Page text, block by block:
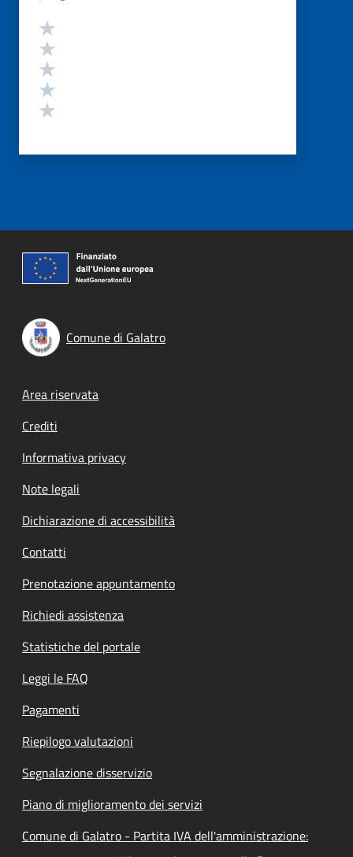
Valutazione
Comune di Galatro
Footer menu
Area riservata
Crediti
Informativa privacy
Note legali
Dichiarazione di accessibilità
Contatti
Prenotazione appuntamento
Richiedi assistenza
Statistiche del portale
Leggi le FAQ
Pagamenti
Riepilogo valutazioni
Segnalazione disservizio
Piano di miglioramento dei servizi
Comune di Galatro - Partita IVA dell'amministrazione: